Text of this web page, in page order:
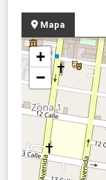
Mapa
+
−